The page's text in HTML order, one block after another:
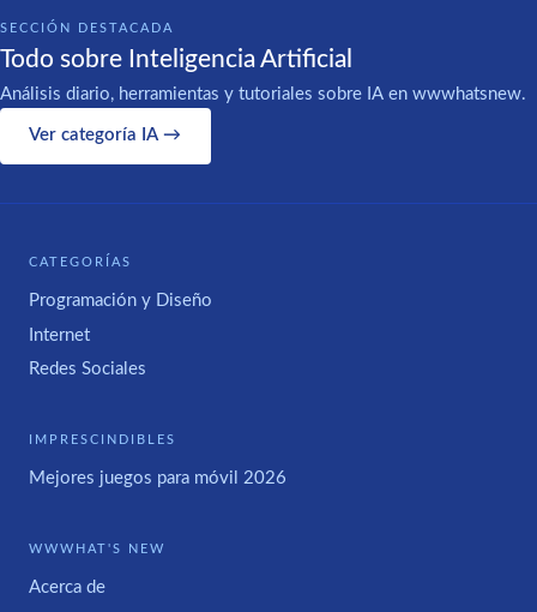
SECCIÓN DESTACADA
Todo sobre Inteligencia Artificial
Análisis diario, herramientas y tutoriales sobre IA en wwwhatsnew.
Ver categoría IA →
CATEGORÍAS
Programación y Diseño
Internet
Redes Sociales
IMPRESCINDIBLES
Mejores juegos para móvil 2026
WWWHAT'S NEW
Acerca de